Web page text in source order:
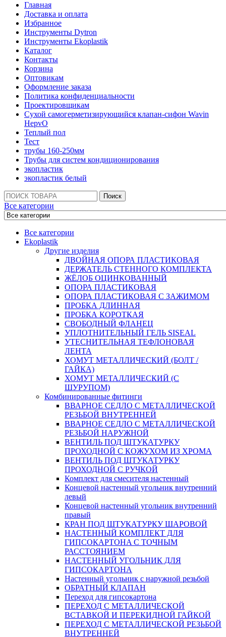
Главная
Доставка и оплата
Избранное
Инструменты Dytron
Инструменты Ekoplastik
Каталог
Контакты
Корзина
Оптовикам
Оформление заказа
Политика конфиденциальности
Проектировщикам
Сухой самогерметизирующийся клапан-сифон Wavin
HepvO
Теплый пол
Тест
трубы 160-250мм
Трубы для систем кондиционирования
экопластик
экопластик белый
Поиск:
Поиск
Все категории
Все категории
Ekoplastik
Другие изделия
ДВОЙНАЯ ОПОРА ПЛАСТИКОВАЯ
ДЕРЖАТЕЛЬ СТЕННОГО КОМПЛЕКТА
ЖЁЛОБ ОЦИНКОВАННЫЙ
ОПОРА ПЛАСТИКОВАЯ
ОПОРА ПЛАСТИКОВАЯ С ЗАЖИМОМ
ПРОБКА ДЛИННАЯ
ПРОБКА КОРОТКАЯ
СВОБОДНЫЙ ФЛАНЕЦ
УПЛОТНИТЕЛЬНЫЙ ГЕЛЬ SISEAL
УТЕСНИТЕЛЬНАЯ ТЕФЛОНОВАЯ
ЛЕНТА
ХОМУТ МЕТАЛЛИЧЕСКИЙ (БОЛТ /
ГАЙКА)
ХОМУТ МЕТАЛЛИЧЕСКИЙ (С
ШУРУПОМ)
Комбинированные фитинги
ВВАРНОЕ СЕДЛО С МЕТАЛЛИЧЕСКОЙ
РЕЗЬБОЙ ВНУТРЕННЕЙ
ВВАРНОЕ СЕДЛО С МЕТАЛЛИЧЕСКОЙ
РЕЗЬБОЙ НАРУЖНОЙ
ВЕНТИЛЬ ПОД ШТУКАТУРКУ
ПРОХОДНОЙ С КОЖУХОМ ИЗ ХРОМА
ВЕНТИЛЬ ПОД ШТУКАТУРКУ
ПРОХОДНОЙ С РУЧКОЙ
Комплект для смесителя настенный
Концевой настенный угольник внутренний
левый
Концевой настенный угольник внутренний
правый
КРАН ПОД ШТУКАТУРКУ ШАРОВОЙ
НАСТЕННЫЙ КОМПЛЕКТ ДЛЯ
ГИПСОКАРТОНA С ТОЧНЫМ
РАССТОЯНИЕМ
НАСТЕННЫЙ УГОЛЬНИК ДЛЯ
ГИПСОКАРТОНА
Настенный угольник с наружной резьбой
ОБРАТНЫЙ КЛАПАН
Переход для гипсокартона
ПЕРЕХОД С МЕТАЛЛИЧЕСКОЙ
ВСТАВКОЙ И ПЕРЕКИДНОЙ ГАЙКОЙ
ПЕРЕХОД С МЕТАЛЛИЧЕСКОЙ РЕЗЬБОЙ
ВНУТРЕННЕЙ